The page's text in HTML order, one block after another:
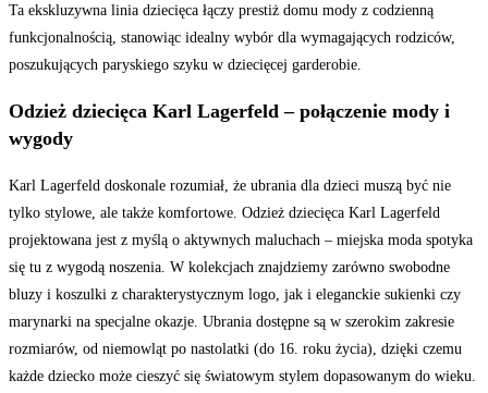
Ta ekskluzywna linia dziecięca łączy prestiż domu mody z codzienną
funkcjonalnością, stanowiąc idealny wybór dla wymagających rodziców,
poszukujących paryskiego szyku w dziecięcej garderobie.
Odzież dziecięca Karl Lagerfeld – połączenie mody i
wygody
Karl Lagerfeld doskonale rozumiał, że ubrania dla dzieci muszą być nie
tylko stylowe, ale także komfortowe. Odzież dziecięca Karl Lagerfeld
projektowana jest z myślą o aktywnych maluchach – miejska moda spotyka
się tu z wygodą noszenia. W kolekcjach znajdziemy zarówno swobodne
bluzy i koszulki z charakterystycznym logo, jak i eleganckie sukienki czy
marynarki na specjalne okazje. Ubrania dostępne są w szerokim zakresie
rozmiarów, od niemowląt po nastolatki (do 16. roku życia), dzięki czemu
każde dziecko może cieszyć się światowym stylem dopasowanym do wieku.